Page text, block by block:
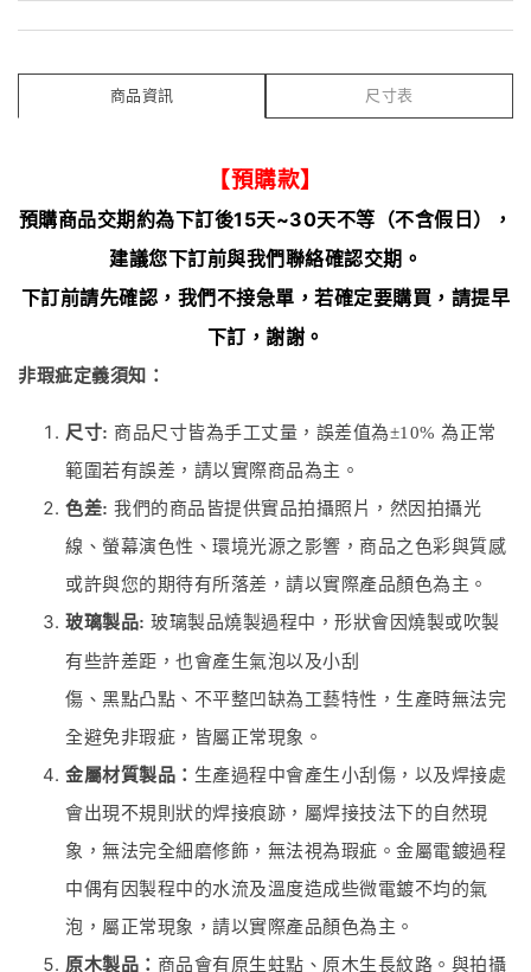
商品資訊 尺寸表
【預購款】
預購商品交期約為下訂後15天~30天不等（不含假日），
建議您下訂前與我們聯絡確認交期。
下訂前請先確認，我們不接急單，若確定要購買，請提早
下訂，謝謝。
非瑕疵定義須知：
尺寸: 商品尺寸皆為手工丈量，誤差值為±10% 為正常
範圍若有誤差，請以實際商品為主。
色差: 我們的商品皆提供實品拍攝照片，然因拍攝光
線、螢幕演色性、環境光源之影響，商品之色彩與質感
或許與您的期待有所落差，請以實際產品顏色為主。
玻璃製品: 玻璃製品燒製過程中，形狀會因燒製或吹製
有些許差距，也會產生氣泡以及小刮
傷、黑點凸點、不平整凹缺為工藝特性，生產時無法完
全避免非瑕疵，皆屬正常現象。
金屬材質製品： 生產過程中會產生小刮傷，以及焊接處
會出現不規則狀的焊接痕跡，屬焊接技法下的自然現
象，無法完全細磨修飾，無法視為瑕疵。金屬電鍍過程
中偶有因製程中的水流及溫度造成些微電鍍不均的氣
泡，屬正常現象，請以實際產品顏色為主。
原木製品： 商品會有原生蛀點、原木生長紋路。與拍攝